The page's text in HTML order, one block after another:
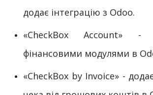
додає інтеграцію з Odoo.
«CheckBox Account» -
фінансовими модулями в
«CheckBox by Invoice» -